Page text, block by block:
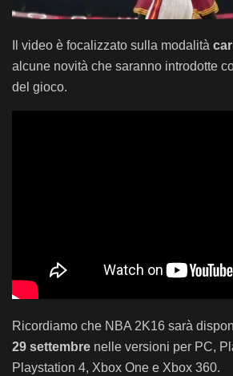
Il video è focalizzato sulla modalità
alcune novità che saranno introdotte
del gioco.
Ricordiamo che NBA 2K16 sarà
29 settembre nelle versioni per PC,
Playstation 4, Xbox One e Xbox 360.